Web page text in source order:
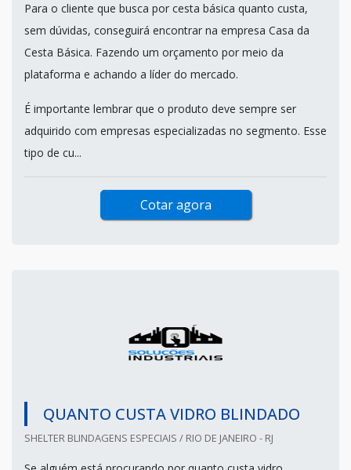
Para o cliente que busca por cesta básica quanto custa,
sem dúvidas, conseguirá encontrar na empresa Casa da
Cesta Básica. Fazendo um orçamento por meio da
plataforma e achando a líder do mercado.
É importante lembrar que o produto deve sempre ser
adquirido com empresas especializadas no segmento. Esse
tipo de cu...
Cotar agora
QUANTO CUSTA VIDRO BLINDADO
SHELTER BLINDAGENS ESPECIAIS / RIO DE JANEIRO - RJ